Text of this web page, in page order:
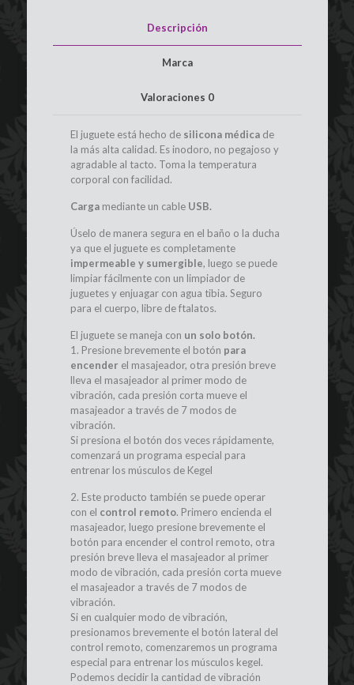
Descripción
Marca
Valoraciones 0
El juguete está hecho de silicona médica de
la más alta calidad. Es inodoro, no pegajoso y
agradable al tacto. Toma la temperatura
corporal con facilidad.
Carga mediante un cable USB.
Úselo de manera segura en el baño o la ducha
ya que el juguete es completamente
impermeable y sumergible, luego se puede
limpiar fácilmente con un limpiador de
juguetes y enjuagar con agua tibia. Seguro
para el cuerpo, libre de ftalatos.
El juguete se maneja con un solo botón.
1. Presione brevemente el botón para
encender el masajeador, otra presión breve
lleva el masajeador al primer modo de
vibración, cada presión corta mueve el
masajeador a través de 7 modos de
vibración.
Si presiona el botón dos veces rápidamente,
comenzará un programa especial para
entrenar los músculos de Kegel
2. Este producto también se puede operar
con el control remoto. Primero encienda el
masajeador, luego presione brevemente el
botón para encender el control remoto, otra
presión breve lleva el masajeador al primer
modo de vibración, cada presión corta mueve
el masajeador a través de 7 modos de
vibración.
Si en cualquier modo de vibración,
presionamos brevemente el botón lateral del
control remoto, comenzaremos un programa
especial para entrenar los músculos kegel.
Podemos decidir la cantidad de vibración